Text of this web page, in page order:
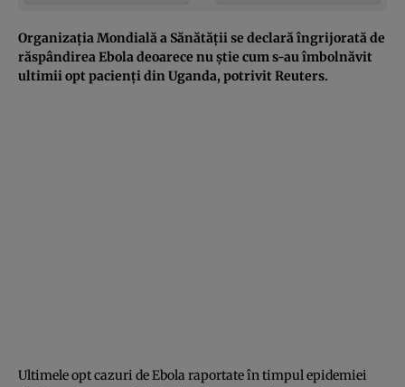
Organizația Mondială a Sănătății se declară îngrijorată de
răspândirea Ebola deoarece nu știe cum s-au îmbolnăvit
ultimii opt pacienți din Uganda, potrivit Reuters.
Ultimele opt cazuri de Ebola raportate în timpul epidemiei